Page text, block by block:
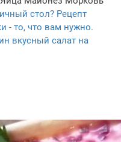
стол? Рецепт
- то, что вам нужно.
вкусный салат на